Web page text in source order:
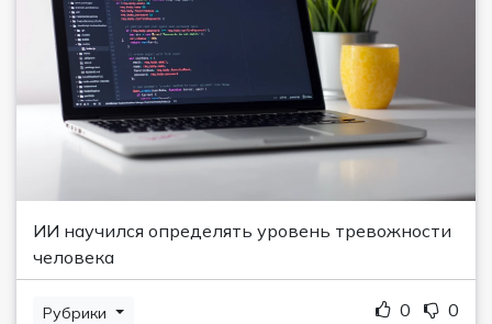
ИИ научился определять уровень тревожности
человека
Рубрики 0 0